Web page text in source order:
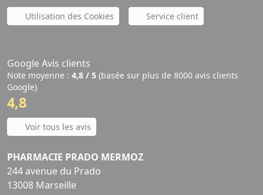
Utilisation des Cookies Service client
Google Avis clients
Note moyenne : 4,8 / 5 (basée sur plus de 8000 avis clients
Google)
4,8
Voir tous les avis
PHARMACIE PRADO MERMOZ
244 avenue du Prado
13008 Marseille